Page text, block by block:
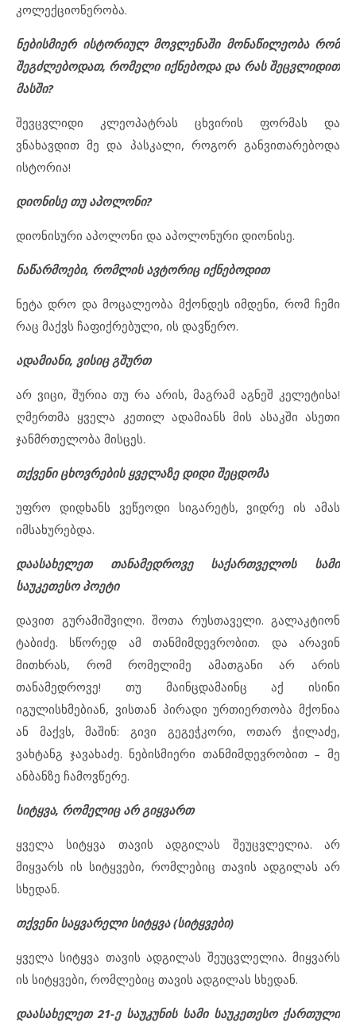
კოლექციონერობა.
ნებისმიერ ისტორიულ მოვლენაში მონაწილეობა რომ
შეგძლებოდათ, რომელი იქნებოდა და რას შეცვლიდით
მასში?
შევცვლიდი კლეოპატრას ცხვირის ფორმას და
ვნახავდით მე და პასკალი, როგორ განვითარებოდა
ისტორია!
დიონისე თუ აპოლონი?
დიონისური აპოლონი და აპოლონური დიონისე.
ნაწარმოები, რომლის ავტორიც იქნებოდით
ნეტა დრო და მოცალეობა მქონდეს იმდენი, რომ ჩემი
რაც მაქვს ჩაფიქრებული, ის დავწერო.
ადამიანი, ვისიც გშურთ
არ ვიცი, შურია თუ რა არის, მაგრამ აგნეშ კელეტისა!
ღმერთმა ყველა კეთილ ადამიანს მის ასაკში ასეთი
ჯანმრთელობა მისცეს.
თქვენი ცხოვრების ყველაზე დიდი შეცდომა
უფრო დიდხანს ვეწეოდი სიგარეტს, ვიდრე ის ამას
იმსახურებდა.
დაასახელეთ თანამედროვე საქართველოს სამი
საუკეთესო პოეტი
დავით გურამიშვილი. შოთა რუსთაველი. გალაკტიონ
ტაბიძე. სწორედ ამ თანმიმდევრობით. და არავინ
მითხრას, რომ რომელიმე ამათგანი არ არის
თანამედროვე! თუ მაინცდამაინც აქ ისინი
იგულისხმებიან, ვისთან პირადი ურთიერთობა მქონია
ან მაქვს, მაშინ: გივი გეგეჭკორი, ოთარ ჭილაძე,
ვახტანგ ჯავახაძე. ნებისმიერი თანმიმდევრობით – მე
ანბანზე ჩამოვწერე.
სიტყვა, რომელიც არ გიყვართ
ყველა სიტყვა თავის ადგილას შეუცვლელია. არ
მიყვარს ის სიტყვები, რომლებიც თავის ადგილას არ
სხედან.
თქვენი საყვარელი სიტყვა (სიტყვები)
ყველა სიტყვა თავის ადგილას შეუცვლელია. მიყვარს
ის სიტყვები, რომლებიც თავის ადგილას სხედან.
დაასახელეთ 21-ე საუკუნის სამი საუკეთესო ქართული